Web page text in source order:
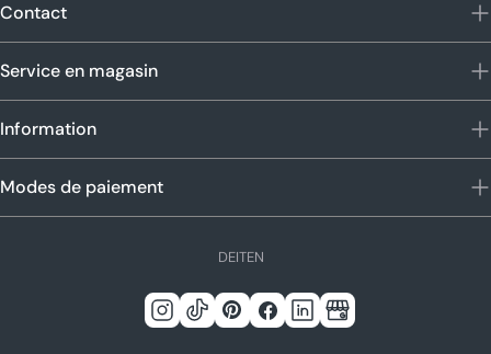
Contact
Service en magasin
Information
Modes de paiement
L
n
DE EN
IT
Instagram
TIC PinterestFacebook
LinkedinGoogle